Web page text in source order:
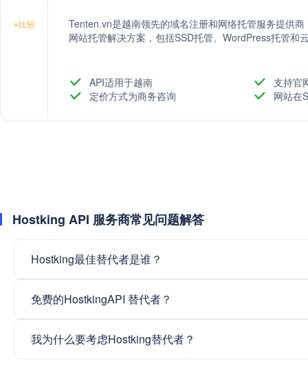
+比较
Tenten.vn是越南领先的域名注册和网络托管服务提供
网站托管解决方案，包括SSD托管、WordPress托管和
API适用于越南
支持官
定价方式为商务咨询
网站在
Hostking API 服务商常见问题解答
Hostking最佳替代者是谁？
免费的HostkingAPI 替代者？
我为什么要考虑Hostking替代者？